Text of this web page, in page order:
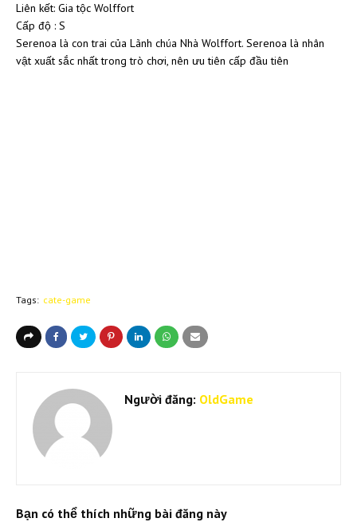
Liên kết: Gia tộc Wolffort
Cấp độ : S
Serenoa là con trai của Lãnh chúa Nhà Wolffort. Serenoa là nhân
vật xuất sắc nhất trong trò chơi, nên ưu tiên cấp đầu tiên
Tags: cate-game
Người đăng: OldGame
Bạn có thể thích những bài đăng này